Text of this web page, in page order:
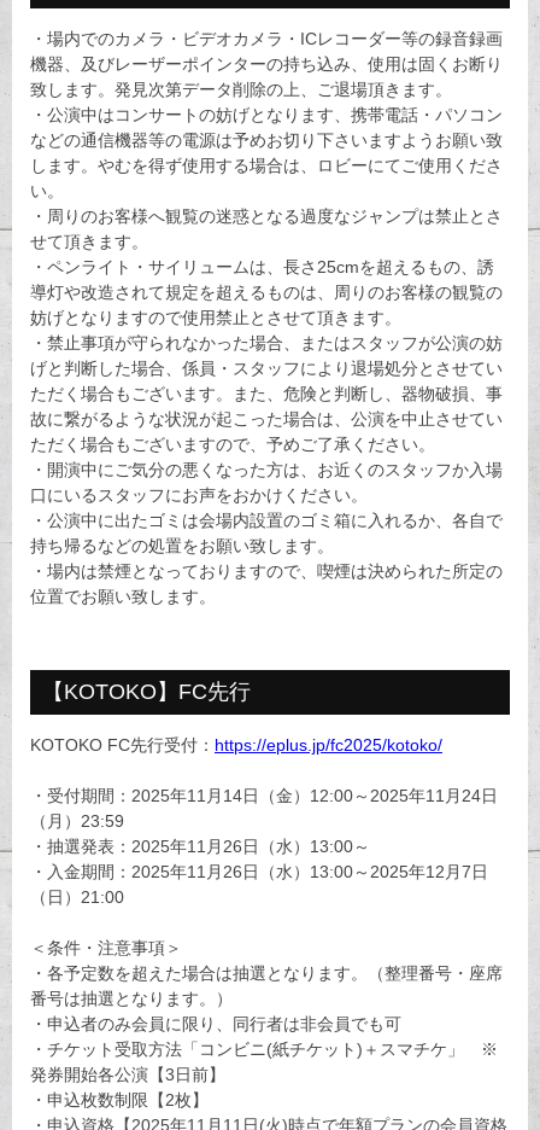
・場内でのカメラ・ビデオカメラ・ICレコーダー等の録音録画
機器、及びレーザーポインターの持ち込み、使用は固くお断り
致します。発見次第データ削除の上、ご退場頂きます。
・公演中はコンサートの妨げとなります、携帯電話・パソコン
などの通信機器等の電源は予めお切り下さいますようお願い致
します。やむを得ず使用する場合は、ロビーにてご使用くださ
い。
・周りのお客様へ観覧の迷惑となる過度なジャンプは禁止とさ
せて頂きます。
・ペンライト・サイリュームは、長さ25cmを超えるもの、誘
導灯や改造されて規定を超えるものは、周りのお客様の観覧の
妨げとなりますので使用禁止とさせて頂きます。
・禁止事項が守られなかった場合、またはスタッフが公演の妨
げと判断した場合、係員・スタッフにより退場処分とさせてい
ただく場合もございます。また、危険と判断し、器物破損、事
故に繋がるような状況が起こった場合は、公演を中止させてい
ただく場合もございますので、予めご了承ください。
・開演中にご気分の悪くなった方は、お近くのスタッフか入場
口にいるスタッフにお声をおかけください。
・公演中に出たゴミは会場内設置のゴミ箱に入れるか、各自で
持ち帰るなどの処置をお願い致します。
・場内は禁煙となっておりますので、喫煙は決められた所定の
位置でお願い致します。
【KOTOKO】FC先行
KOTOKO FC先行受付： https://eplus.jp/fc2025/kotoko/
・受付期間：2025年11月14日（金）12:00～2025年11月24日
（月）23:59
・抽選発表：2025年11月26日（水）13:00～
・入金期間：2025年11月26日（水）13:00～2025年12月7日
（日）21:00
＜条件・注意事項＞
・各予定数を超えた場合は抽選となります。（整理番号・座席
番号は抽選となります。）
・申込者のみ会員に限り、同行者は非会員でも可
・チケット受取方法「コンビニ(紙チケット)＋スマチケ」 ※
発券開始各公演【3日前】
・申込枚数制限【2枚】
・申込資格【2025年11月11日(火)時点で年額プランの会員資格